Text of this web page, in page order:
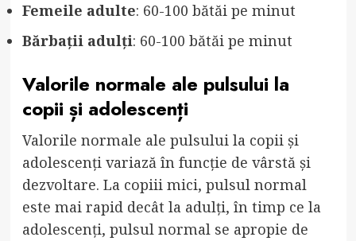
Femeile adulte: 60-100 bătăi pe minut
Bărbații adulți: 60-100 bătăi pe minut
Valorile normale ale pulsului la
copii și adolescenți
Valorile normale ale pulsului la copii și
adolescenți variază în funcție de vârstă și
dezvoltare. La copiii mici, pulsul normal
este mai rapid decât la adulți, în timp ce la
adolescenți, pulsul normal se apropie de